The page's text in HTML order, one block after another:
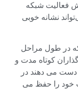
فعالیت شبکه
نشانه خوبی
در طول مراحل
کوتاه مدت و
دست می دهند در
خود را حفظ می